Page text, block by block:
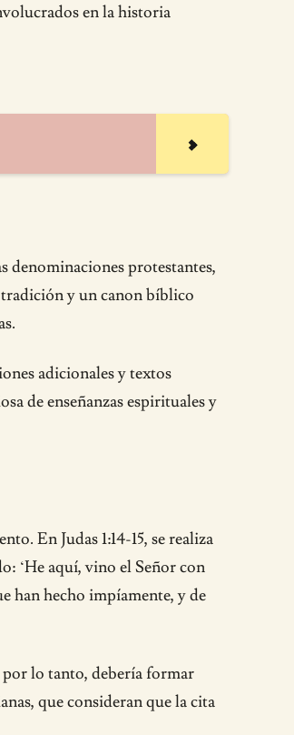
en la historia
denominaciones protestantes,
y un canon bíblico
adicionales y textos
de enseñanzas espirituales y
En Judas 1:14-15, se realiza
‘He aquí, vino el Señor con
han hecho impíamente, y de
lo tanto, debería formar
que consideran que la cita